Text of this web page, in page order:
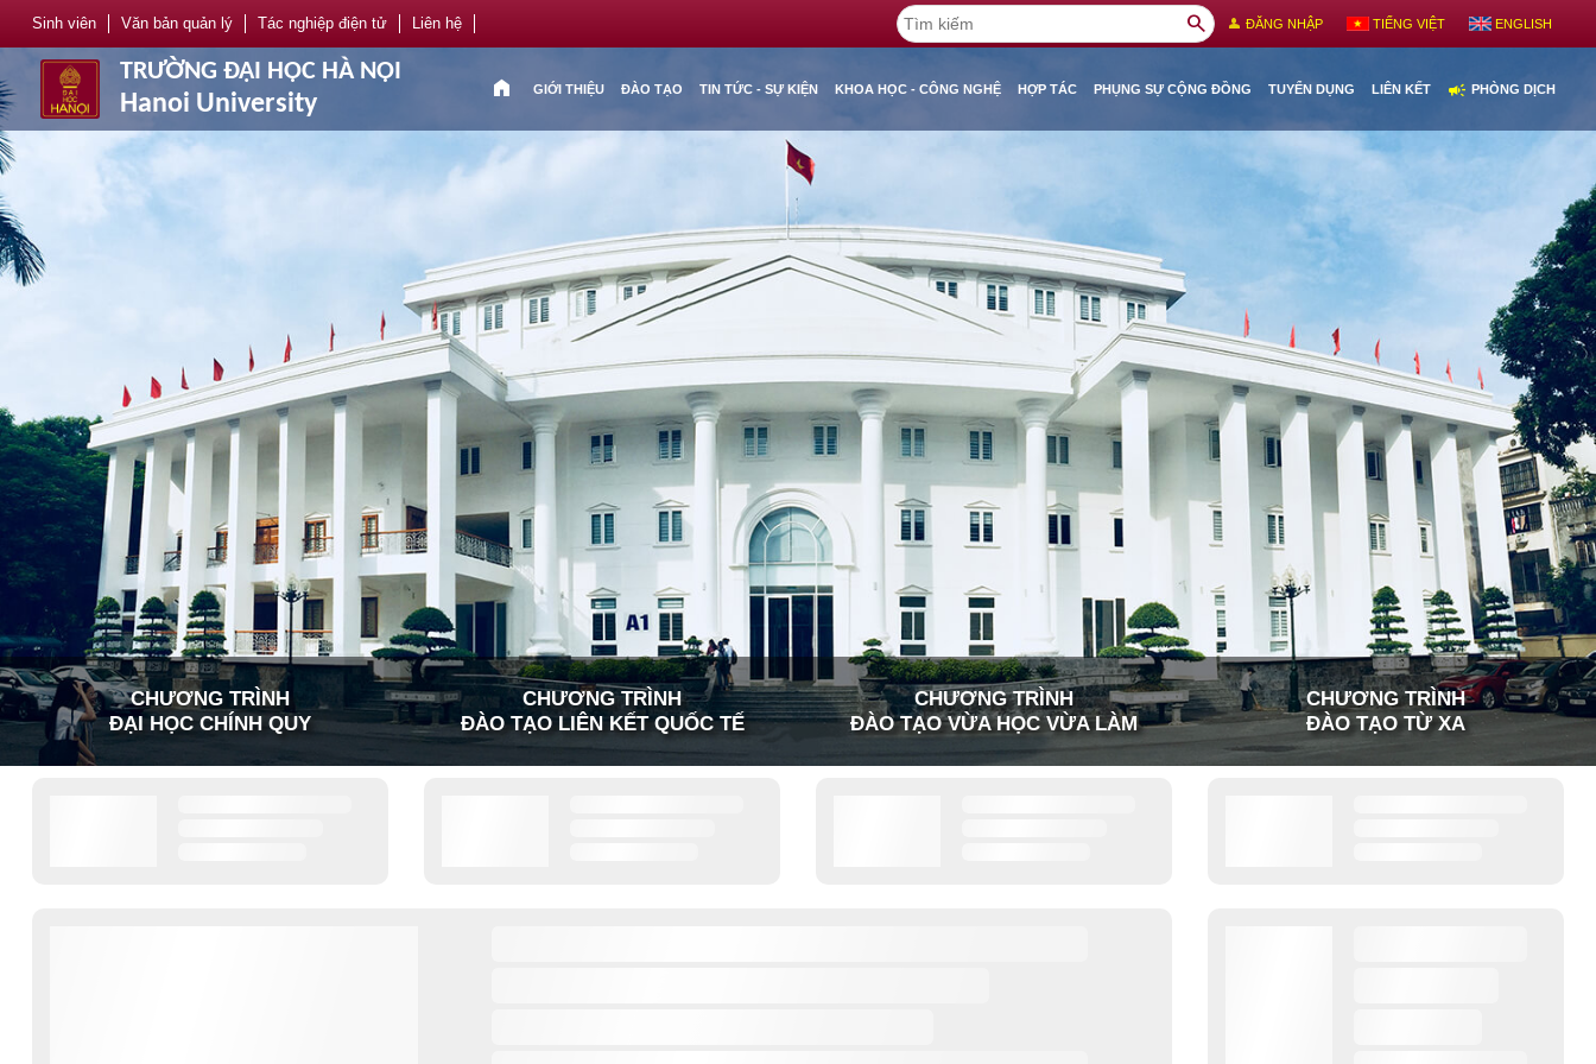
Sinh viên Văn bản quản lý Tác nghiệp điện tử Liên hệ search person ĐĂNG NHẬP TIẾNG VIỆT ENGLISH
TRƯỜNG ĐẠI HỌC HÀ NỘI
Hanoi University
home GIỚI THIỆU ĐÀO TẠO TIN TỨC - SỰ KIỆN KHOA HỌC - CÔNG NGHỆ HỢP TÁC PHỤNG SỰ CỘNG ĐỒNG TUYỂN DỤNG LIÊN KẾT campaign PHÒNG DỊCH
CHƯƠNG TRÌNH
ĐẠI HỌC CHÍNH QUY
CHƯƠNG TRÌNH
ĐÀO TẠO LIÊN KẾT QUỐC TẾ
CHƯƠNG TRÌNH
ĐÀO TẠO VỪA HỌC VỪA LÀM
CHƯƠNG TRÌNH
ĐÀO TẠO TỪ XA